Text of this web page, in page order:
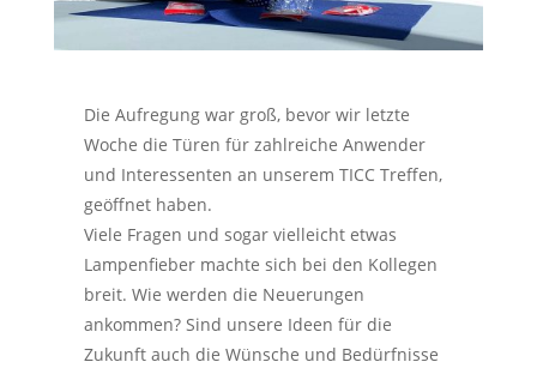
Die Aufregung war groß, bevor wir letzte
Woche die Türen für zahlreiche Anwender
und Interessenten an unserem TICC Treffen,
geöffnet haben.
Viele Fragen und sogar vielleicht etwas
Lampenfieber machte sich bei den Kollegen
breit. Wie werden die Neuerungen
ankommen? Sind unsere Ideen für die
Zukunft auch die Wünsche und Bedürfnisse